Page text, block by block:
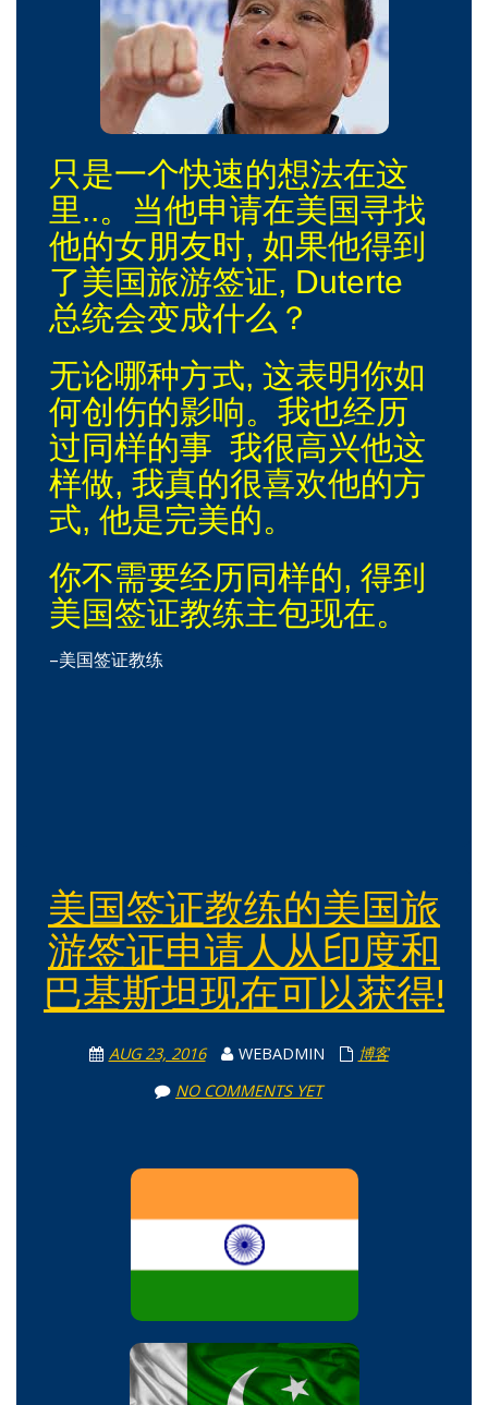
只是一个快速的想法在这
里..。当他申请在美国寻找
他的女朋友时, 如果他得到
了美国旅游签证, Duterte
总统会变成什么？
无论哪种方式, 这表明你如
何创伤的影响。我也经历
过同样的事 我很高兴他这
样做, 我真的很喜欢他的方
式, 他是完美的。
你不需要经历同样的, 得到
美国签证教练主包现在。
–美国签证教练
美国签证教练的美国旅
游签证申请人从印度和
巴基斯坦现在可以获得!
AUG 23, 2016 WEBADMIN
博客
NO COMMENTS YET